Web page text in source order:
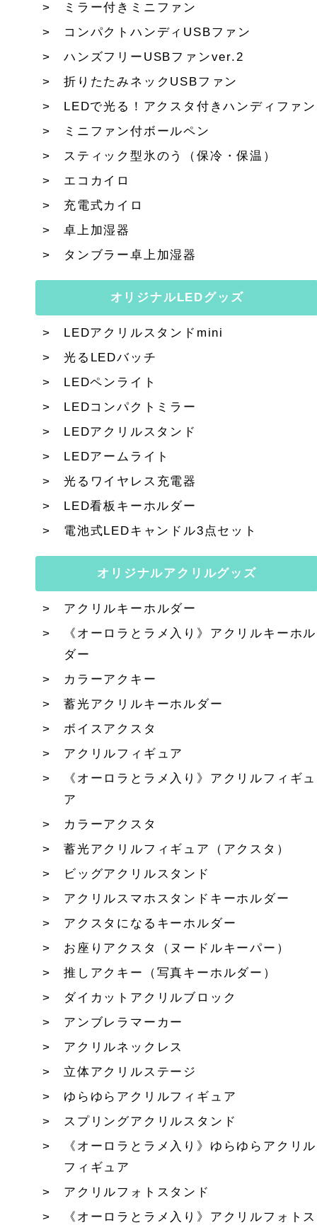
ミラー付きミニファン
コンパクトハンディUSBファン
ハンズフリーUSBファンver.2
折りたたみネックUSBファン
LEDで光る！アクスタ付きハンディファン
ミニファン付ボールペン
スティック型氷のう（保冷・保温）
エコカイロ
充電式カイロ
卓上加湿器
タンブラー卓上加湿器
オリジナルLEDグッズ
LEDアクリルスタンドmini
光るLEDバッチ
LEDペンライト
LEDコンパクトミラー
LEDアクリルスタンド
LEDアームライト
光るワイヤレス充電器
LED看板キーホルダー
電池式LEDキャンドル3点セット
オリジナルアクリルグッズ
アクリルキーホルダー
《オーロラとラメ入り》アクリルキーホル
ダー
カラーアクキー
蓄光アクリルキーホルダー
ボイスアクスタ
アクリルフィギュア
《オーロラとラメ入り》アクリルフィギュ
ア
カラーアクスタ
蓄光アクリルフィギュア（アクスタ）
ビッグアクリルスタンド
アクリルスマホスタンドキーホルダー
アクスタになるキーホルダー
お座りアクスタ（ヌードルキーパー）
推しアクキー（写真キーホルダー）
ダイカットアクリルブロック
アンブレラマーカー
アクリルネックレス
立体アクリルステージ
ゆらゆらアクリルフィギュア
スプリングアクリルスタンド
《オーロラとラメ入り》ゆらゆらアクリル
フィギュア
アクリルフォトスタンド
《オーロラとラメ入り》アクリルフォトス